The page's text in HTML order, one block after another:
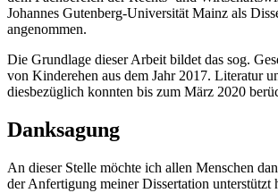
Johannes Gutenberg-Universität Mainz als
angenommen.
Die Grundlage dieser Arbeit bildet das sog.
von Kinderehen aus dem Jahr 2017. Literatur
diesbezüglich konnten bis zum März 2020
Danksagung
An dieser Stelle möchte ich allen Menschen
der Anfertigung meiner Dissertation unterstützt